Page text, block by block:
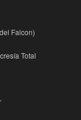
Falcon)
Total